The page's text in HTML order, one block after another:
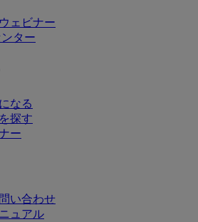
ェビナー
ンター
なる
探す
ー
い合わせ
ュアル